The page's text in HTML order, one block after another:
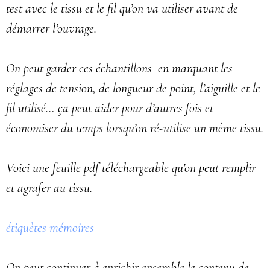
test avec le tissu et le fil qu’on va utiliser avant de
démarrer l’ouvrage.
On peut garder ces échantillons en marquant les
réglages de tension, de longueur de point, l’aiguille et le
fil utilisé… ça peut aider pour d’autres fois et
économiser du temps lorsqu’on ré-utilise un même tissu.
Voici une feuille pdf téléchargeable qu’on peut remplir
et agrafer au tissu.
étiquètes mémoires